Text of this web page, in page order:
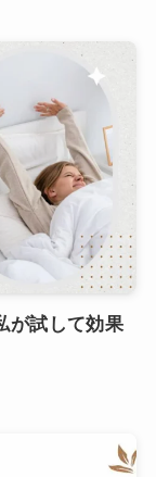
が試して効果